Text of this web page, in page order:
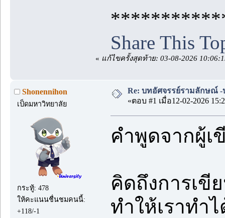
Share This
« แก้ไขครั้งสุดท้าย: 03-08-2026
Shonennihon
เป็ดมหาวิทยาลัย
กระทู้: 478
ให้คะแนนชื่นชมคนนี้:
+118/-1
Re: บทอัศจรรย์รามลักษณ์
«ตอบ #1 เมื่อ12-02-2026
คำพูดจากผู้เ
คิดถึงการเขี
ทำให้เราทำ